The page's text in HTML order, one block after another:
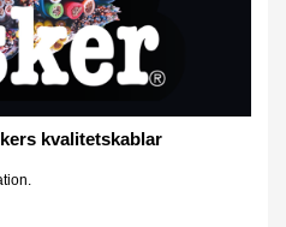
kvalitetskablar